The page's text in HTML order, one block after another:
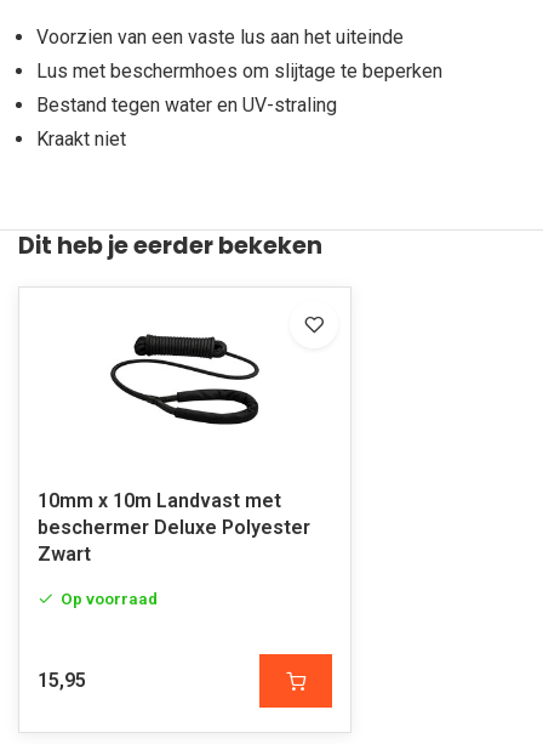
Voorzien van een vaste lus aan het uiteinde
Lus met beschermhoes om slijtage te beperken
Bestand tegen water en UV-straling
Kraakt niet
Dit heb je eerder bekeken
10mm x 10m Landvast met
beschermer Deluxe Polyester
Zwart
Op voorraad
15,95